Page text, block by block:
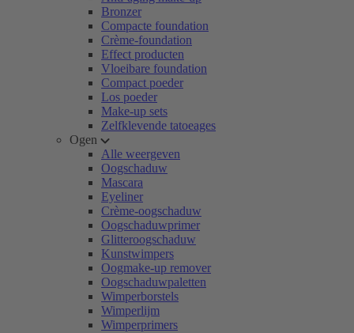
Bronzer
Compacte foundation
Crème-foundation
Effect producten
Vloeibare foundation
Compact poeder
Los poeder
Make-up sets
Zelfklevende tatoeages
Ogen
Alle weergeven
Oogschaduw
Mascara
Eyeliner
Crème-oogschaduw
Oogschaduwprimer
Glitteroogschaduw
Kunstwimpers
Oogmake-up remover
Oogschaduwpaletten
Wimperborstels
Wimperlijm
Wimperprimers